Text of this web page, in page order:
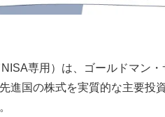
専用）は、ゴールドマン・
進国の株式を実質的な主要投